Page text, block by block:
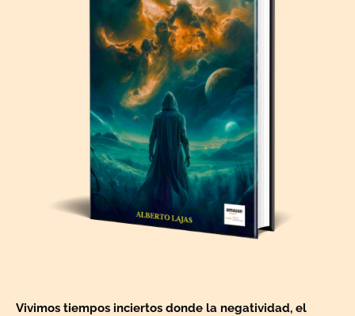
Vivimos tiempos inciertos donde la negatividad, el